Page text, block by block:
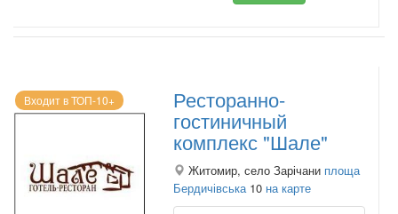
Входит в ТОП-10+ Ресторанно-
гостиничный
комплекс "Шале"
Житомир, село Зарічани площа
Бердичівська 10 на карте